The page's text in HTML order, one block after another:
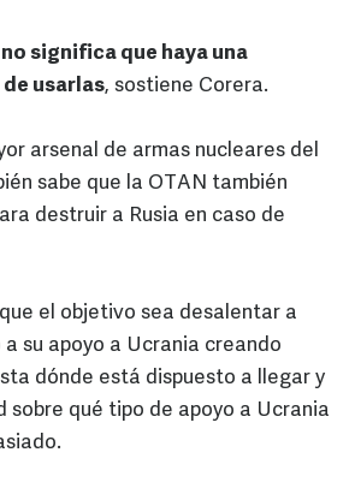
no significa que haya una
usarlas, sostiene Corera.
arsenal de armas nucleares del
sabe que la OTAN también
destruir a Rusia en caso de
el objetivo sea desalentar a
a su apoyo a Ucrania creando
dónde está dispuesto a llegar y
sobre qué tipo de apoyo a Ucrania